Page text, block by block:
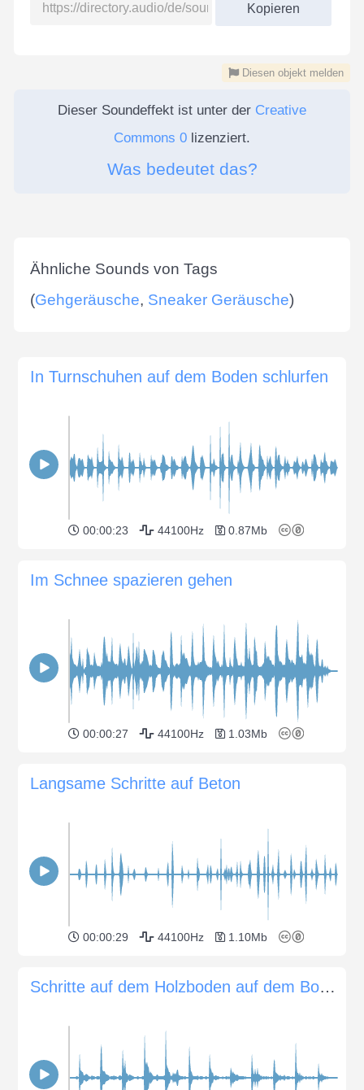
Kopieren
Diesen objekt melden
Dieser Soundeffekt ist unter der Creative
Commons 0 lizenziert.
Was bedeutet das?
Ähnliche Sounds von Tags
(Gehgeräusche, Sneaker Geräusche)
In Turnschuhen auf dem Boden schlurfen
00:00:23 44100Hz 0.87Mb
Im Schnee spazieren gehen
00:00:27 44100Hz 1.03Mb
Langsame Schritte auf Beton
00:00:29 44100Hz 1.10Mb
Schritte auf dem Holzboden auf dem Boden des Hauses